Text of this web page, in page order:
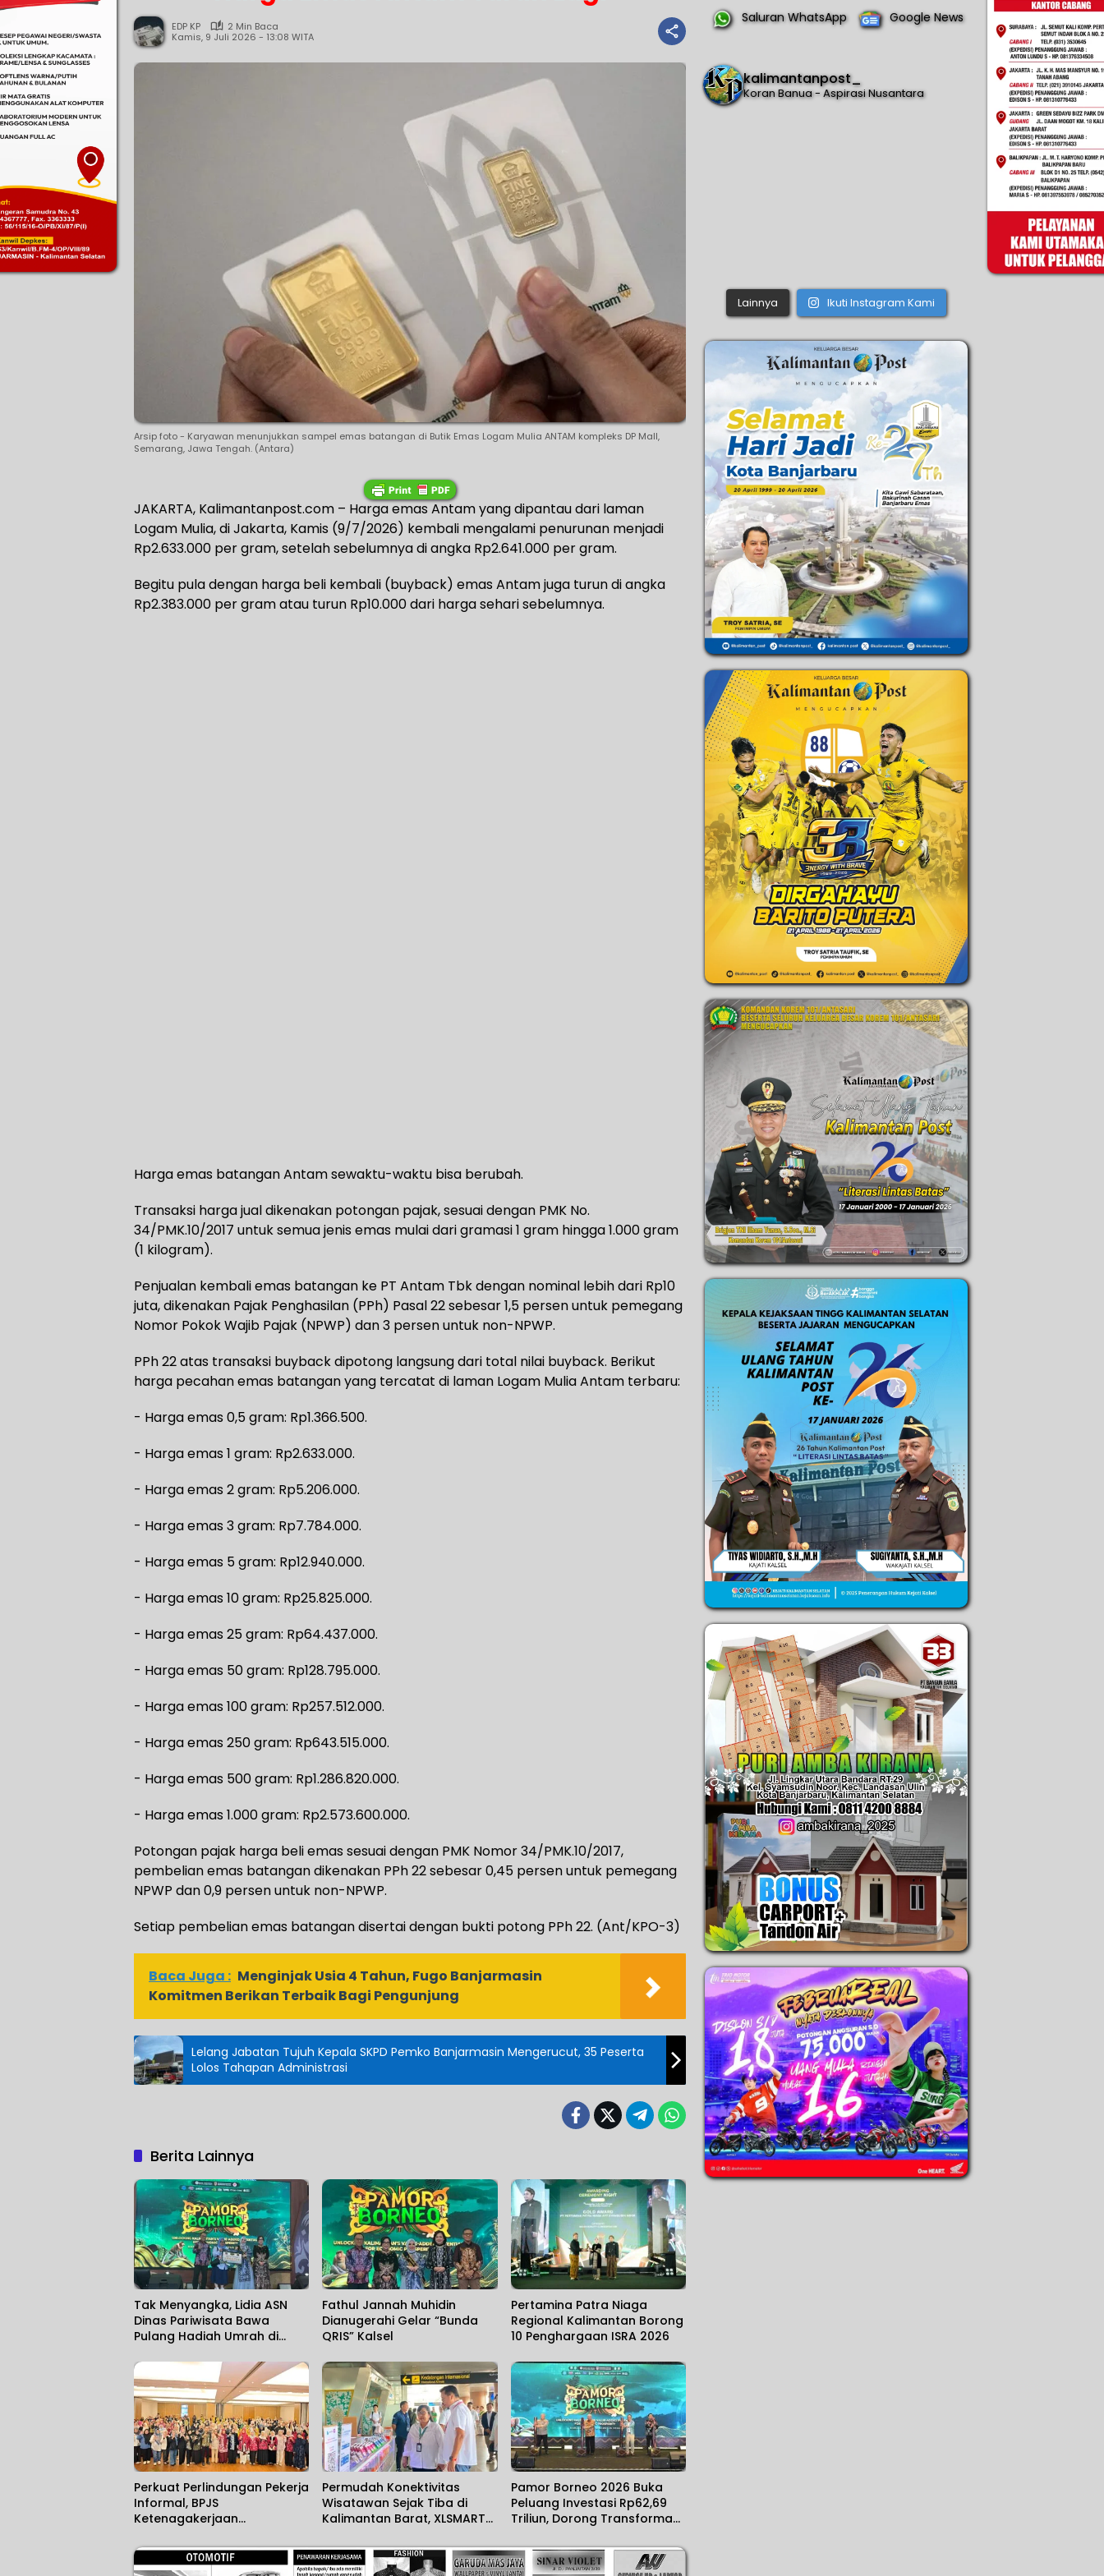
EDP KP
2 Min Baca
Kamis, 9 Juli 2026 - 13:08 WITA
Arsip foto - Karyawan menunjukkan sampel emas batangan di Butik Emas Logam Mulia ANTAM kompleks DP Mall,
Semarang, Jawa Tengah. (Antara)
JAKARTA, Kalimantanpost.com – Harga emas Antam yang dipantau dari laman
Logam Mulia, di Jakarta, Kamis (9/7/2026) kembali mengalami penurunan menjadi
Rp2.633.000 per gram, setelah sebelumnya di angka Rp2.641.000 per gram.
Begitu pula dengan harga beli kembali (buyback) emas Antam juga turun di angka
Rp2.383.000 per gram atau turun Rp10.000 dari harga sehari sebelumnya.
Harga emas batangan Antam sewaktu-waktu bisa berubah.
‎Transaksi harga jual dikenakan potongan pajak, sesuai dengan PMK No.
34/PMK.10/2017 untuk semua jenis emas mulai dari gramasi 1 gram hingga 1.000 gram
(1 kilogram).
Penjualan kembali emas batangan ke PT Antam Tbk dengan nominal lebih dari Rp10
juta, dikenakan Pajak Penghasilan (PPh) Pasal 22 sebesar 1,5 persen untuk pemegang
Nomor Pokok Wajib Pajak (NPWP) dan 3 persen untuk non-NPWP.
PPh 22 atas transaksi buyback dipotong langsung dari total nilai buyback. Berikut
harga pecahan emas batangan yang tercatat di laman Logam Mulia Antam terbaru:
‎- Harga emas 0,5 gram: Rp1.366.500.
‎- ⁠Harga emas 1 gram: Rp2.633.000.
‎- ⁠Harga emas 2 gram: Rp5.206.000.
‎- ⁠Harga emas 3 gram: Rp7.784.000.
‎- ⁠Harga emas 5 gram: Rp12.940.000.
‎- ⁠Harga emas 10 gram: Rp25.825.000.
‎- Harga emas 25 gram: Rp64.437.000.
‎- ⁠Harga emas 50 gram: Rp128.795.000.
‎- ⁠Harga emas 100 gram: Rp257.512.000.
‎- ⁠Harga emas 250 gram: Rp643.515.000.
‎- ⁠Harga emas 500 gram: Rp1.286.820.000.
‎- ⁠Harga emas 1.000 gram: Rp2.573.600.000.
Potongan pajak harga beli emas sesuai dengan PMK Nomor 34/PMK.10/2017,
pembelian emas batangan dikenakan PPh 22 sebesar 0,45 persen untuk pemegang
NPWP dan 0,9 persen untuk non-NPWP.
‎Setiap pembelian emas batangan disertai dengan bukti potong PPh 22. (Ant/KPO-3)
Baca Juga : Menginjak Usia 4 Tahun, Fugo Banjarmasin
Komitmen Berikan Terbaik Bagi Pengunjung
Lelang Jabatan Tujuh Kepala SKPD Pemko Banjarmasin Mengerucut, 35 Peserta
Lolos Tahapan Administrasi
Berita Lainnya
Tak Menyangka, Lidia ASN
Dinas Pariwisata Bawa
Pulang Hadiah Umrah di
2026
Fathul Jannah Muhidin
Dianugerahi Gelar “Bunda
QRIS” Kalsel
Pertamina Patra Niaga
Regional Kalimantan Borong
10 Penghargaan ISRA 2026
Perkuat Perlindungan Pekerja
Informal, BPJS
Ketenagakerjaan
Sosialisasi Bersama
Anggota Komisi IX DPR RI
Permudah Konektivitas
Wisatawan Sejak Tiba di
Kalimantan Barat, XLSMART
SIM Card di Bandara
Supadio
Pamor Borneo 2026 Buka
Peluang Investasi Rp62,69
Triliun, Dorong Transformasi
Saluran WhatsApp Google News
kalimantanpost_
Koran Banua - Aspirasi Nusantara
Lainnya Ikuti Instagram Kami